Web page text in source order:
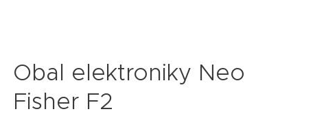
Obal elektroniky Neo
Fisher F2